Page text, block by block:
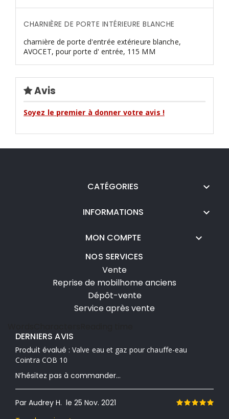
CHARNIÈRE DE PORTE INTÉRIEURE BLANCHE
charnière de porte d'entrée extérieure blanche,
AVOCET, pour porte d' entrée, 115 MM
Avis
Soyez le premier à donner votre avis !
CATÉGORIES 
INFORMATIONS 
MON COMPTE 
NOS SERVICES
Vente
Reprise de mobilhome anciens
Dépôt-vente
Service après vente
DERNIERS AVIS
Produit évalué : Valve eau et gaz pour chauffe-eau
Cointra COB 10
N’hésitez pas à commander...
Par Audrey H. le 25 Nov. 2021